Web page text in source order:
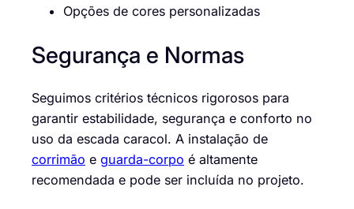
Opções de cores personalizadas
Segurança e Normas
Seguimos critérios técnicos rigorosos para
garantir estabilidade, segurança e conforto no
uso da escada caracol. A instalação de
corrimão e guarda-corpo é altamente
recomendada e pode ser incluída no projeto.